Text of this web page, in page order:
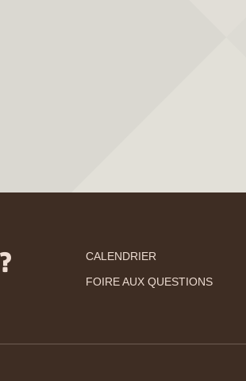
CALENDRIER
FOIRE AUX QUESTIONS